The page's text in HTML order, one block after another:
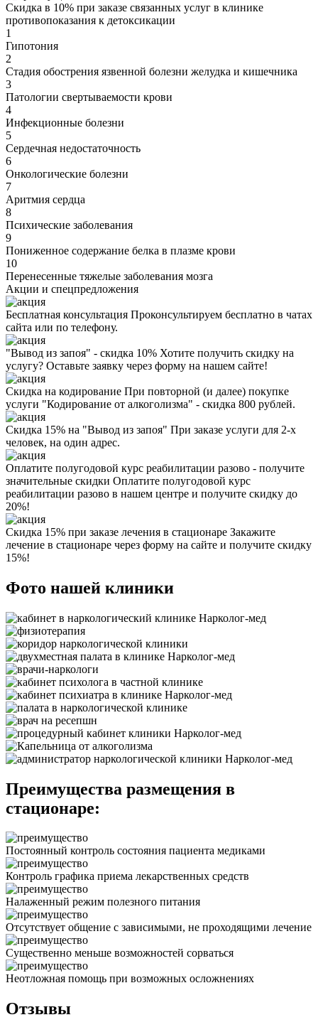
Скидка в 10% при заказе связанных услуг в клинике
противопоказания к детоксикации
1
Гипотония
2
Стадия обострения язвенной болезни желудка и кишечника
3
Патологии свертываемости крови
4
Инфекционные болезни
5
Сердечная недостаточность
6
Онкологические болезни
7
Аритмия сердца
8
Психические заболевания
9
Пониженное содержание белка в плазме крови
10
Перенесенные тяжелые заболевания мозга
Акции и спецпредложения
Бесплатная консультация Проконсультируем бесплатно в чатах
сайта или по телефону.
"Вывод из запоя" - скидка 10% Хотите получить скидку на
услугу? Оставьте заявку через форму на нашем сайте!
Скидка на кодирование При повторной (и далее) покупке
услуги "Кодирование от алкоголизма" - скидка 800 рублей.
Скидка 15% на "Вывод из запоя" При заказе услуги для 2-х
человек, на один адрес.
Оплатите полугодовой курс реабилитации разово - получите
значительные скидки Оплатите полугодовой курс
реабилитации разово в нашем центре и получите скидку до
20%!
Скидка 15% при заказе лечения в стационаре Закажите
лечение в стационаре через форму на сайте и получите скидку
15%!
Фото нашей клиники
Преимущества размещения в
стационаре:
Постоянный контроль состояния пациента медиками
Контроль графика приема лекарственных средств
Налаженный режим полезного питания
Отсутствует общение с зависимыми, не проходящими лечение
Существенно меньше возможностей сорваться
Неотложная помощь при возможных осложнениях
Отзывы